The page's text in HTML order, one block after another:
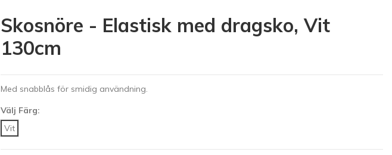
Skosnöre - Elastisk med dragsko, Vit
130cm
Med snabblås för smidig användning.
Välj Färg:
Vit